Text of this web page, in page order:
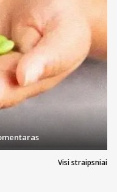
Jeigu produktams
programos kaina, juos
Visi straipsniai